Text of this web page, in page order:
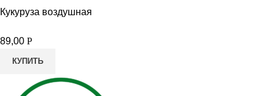
Кукуруза воздушная
89,00 Р
КУПИТЬ